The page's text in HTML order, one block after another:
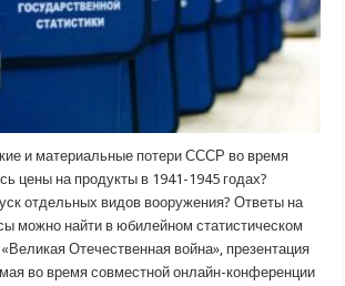
и материальные потери СССР во время
цены на продукты в 1941-1945 годах?
отдельных видов вооружения? Ответы на
можно найти в юбилейном статистическом
Отечественная война», презентация
во время совместной онлайн-конференции